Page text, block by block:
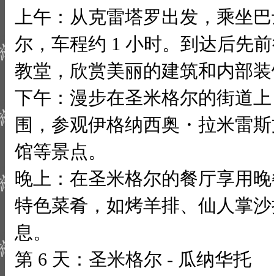
上午：从克雷塔罗出发，乘坐
尔，车程约 1 小时。到达后先
教堂，欣赏美丽的建筑和内部
下午：漫步在圣米格尔的街道
围，参观伊格纳西奥・拉米雷
馆等景点。
晚上：在圣米格尔的餐厅享用
特色菜肴，如烤羊排、仙人掌
息。
第 6 天：圣米格尔 - 瓜纳华托